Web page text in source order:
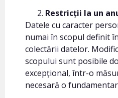
Restricții la un
Datele cu caracter
numai în scopul definit
colectării datelor.
scopului sunt posibile
excepțional, într-o
necesară o